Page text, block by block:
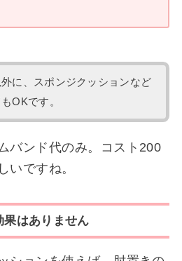
に、スポンジクッションなど
OKです。
バンド代のみ。コスト200
いですね。
果はありません